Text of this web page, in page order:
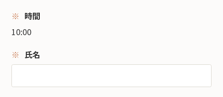
時間
10:00
氏名